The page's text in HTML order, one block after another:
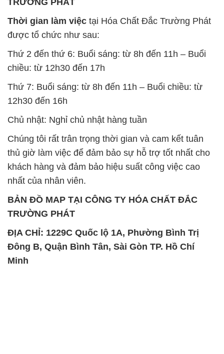
Thời gian làm việc tại Hóa Chất Đắc Trường Phát
được tổ chức như sau:
Thứ 2 đến thứ 6: Buổi sáng: từ 8h đến 11h – Buổi
chiều: từ 12h30 đến 17h
Thứ 7: Buổi sáng: từ 8h đến 11h – Buổi chiều: từ
12h30 đến 16h
Chủ nhật: Nghỉ chủ nhật hàng tuần
Chúng tôi rất trân trọng thời gian và cam kết tuân
thủ giờ làm việc để đảm bảo sự hỗ trợ tốt nhất cho
khách hàng và đảm bảo hiệu suất công việc cao
nhất của nhân viên.
BẢN ĐỒ MAP TẠI CÔNG TY HÓA CHẤT ĐẮC
TRƯỜNG PHÁT
ĐỊA CHỈ: 1229C Quốc lộ 1A, Phường Bình Trị
Đông B, Quận Bình Tân, Sài Gòn TP. Hồ Chí
Minh